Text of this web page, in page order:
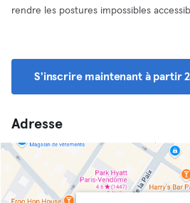
rendre les postures impossibles
S'inscrire maintenant à partir
Adresse